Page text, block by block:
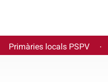
Primàries locals PSPV ·